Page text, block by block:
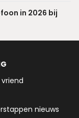
in 2026 bij
nieuws